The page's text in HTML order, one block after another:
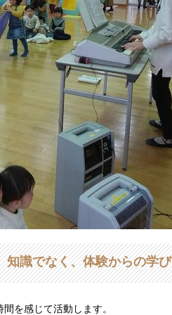
知識でなく、体験からの学び
を感じて活動します。